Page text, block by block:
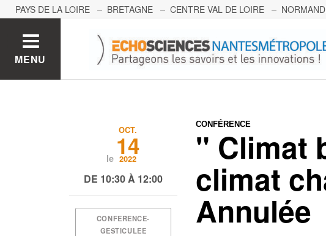
PAYS DE LA LOIRE BRETAGNE CENTRE VAL DE LOIRE
MENU
CONFÉRENCE
" Climat
climat
Annulée
le
OCT.
14
2022
DE 10:30 À 12:00
CONFERENCE-
GESTICULEE